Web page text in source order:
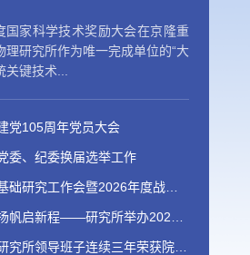
国家科学技术奖励大会在京隆重
研究所作为唯一完成单位的“大
键技术...
党105周年党员大会
委、纪委换届选举工作
础研究工作会暨2026年度战略
帆启新程——研究所举办2026
究所领导班子连续三年荣获院嘉